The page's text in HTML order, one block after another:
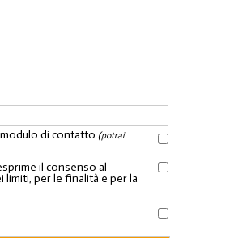
di contatto (potrai
il consenso al
per le finalità e per la